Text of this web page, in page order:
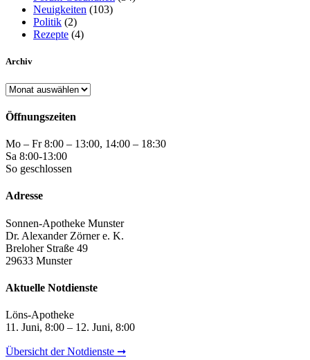
Neuigkeiten (103)
Politik (2)
Rezepte (4)
Archiv
Archiv
Öffnungszeiten
Mo – Fr 8:00 – 13:00, 14:00 – 18:30
Sa 8:00-13:00
So geschlossen
Adresse
Sonnen-Apotheke Munster
Dr. Alexander Zörner e. K.
Breloher Straße 49
29633 Munster
Aktuelle Notdienste
Löns-Apotheke
11. Juni, 8:00 – 12. Juni, 8:00
Übersicht der Notdienste ➞